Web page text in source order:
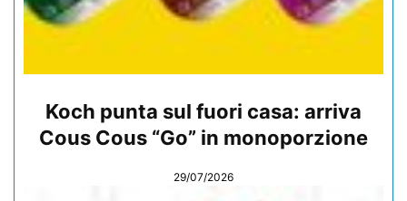
Koch punta sul fuori casa: arriva
Cous Cous “Go” in monoporzione
29/07/2026